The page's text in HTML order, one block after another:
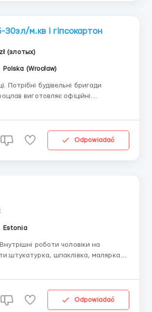
30зл/м.кв і гіпсокартон
(злотых)
Polska (Wrocław)
виготовляє офіційні
біометрія або польська робоча віза
із блоків, монтаж гіпсокартону Потрібні : чолові...
Odpowiadać
Estonia
шпаклівка, малярка
паспорт або польська
10-12 вдень 6 днів ЗП1200-1300є
Odpowiadać